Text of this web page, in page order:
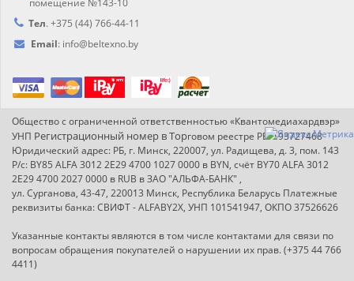
помещение №143-10
Тел. +375 (44) 766-44-11
Email: info@beltexno.by
Общество с ограниченной ответственностью «Квантомедиахардвэр»
УНП Регистрационный номер в Торговом реестре РБ: 193727468
Юридический адрес: РБ, г. Минск, 220007, ул. Радищева, д. 3, пом. 143
Р/с: BY85 ALFA 3012 2E29 4700 1027 0000 в BYN, счёт BY70 ALFA 3012
2E29 4700 2027 0000 в RUB в ЗАО "АЛЬФА-БАНК" ,
ул. Сурганова, 43-47, 220013 Минск, Республика Беларусь Платежные
реквизиты банка: СВИФТ - ALFABY2X, УНП 101541947, ОКПО 37526626
Указанные контакты являются в том числе контактами для связи по
вопросам обращения покупателей о нарушении их прав. (+375 44 766
4411)